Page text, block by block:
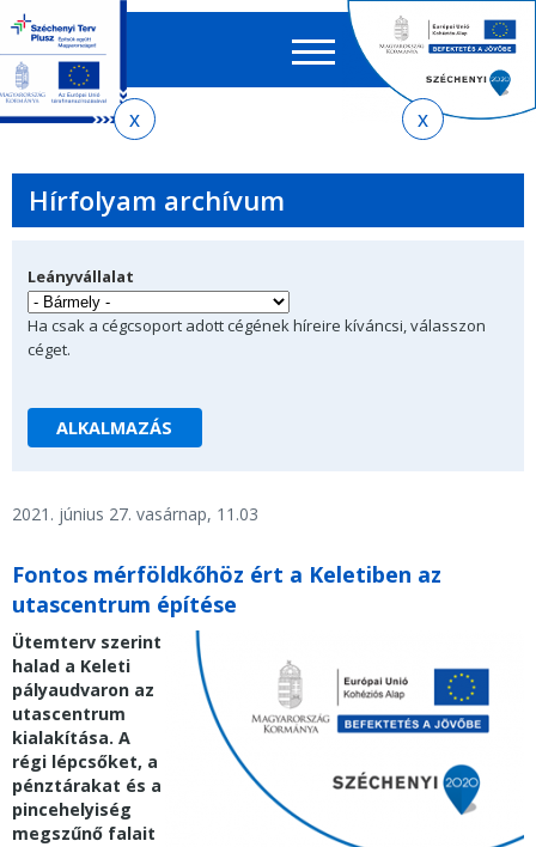
almenühöz
tartalomra
oldaltérképre
EN HU
űrlap
Hírfolyam archívum
Leányvállalat
Ha csak a cégcsoport adott cégének híreire kíváncsi, válasszon
céget.
2021. június 27. vasárnap, 11.03
Fontos mérföldkőhöz ért a Keletiben az
utascentrum építése
Ütemterv szerint
halad a Keleti
pályaudvaron az
utascentrum
kialakítása. A
régi lépcsőket, a
pénztárakat és a
pincehelyiség
megszűnő falait